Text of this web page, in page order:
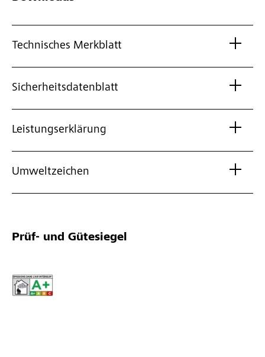
Technisches Merkblatt
Sicherheitsdatenblatt
Leistungserklärung
Umweltzeichen
Prüf- und Gütesiegel